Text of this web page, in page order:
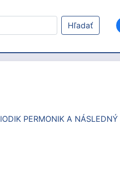
Hľadať
PERMONIK A NÁSLEDNÝ